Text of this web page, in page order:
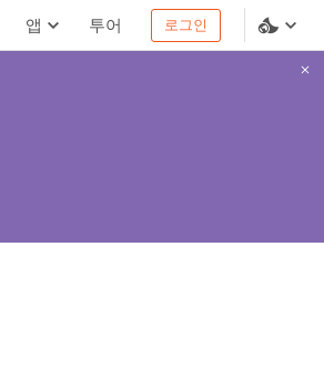
앱 투어 로그인